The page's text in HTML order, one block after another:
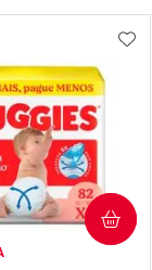
FAVORITOS
COMPRAR